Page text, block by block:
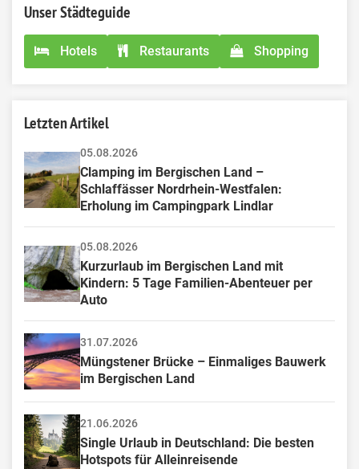
Unser Städteguide
Hotels Restaurants Shopping
Letzten Artikel
05.08.2026
Clamping im Bergischen Land –
Schlaffässer Nordrhein-Westfalen:
Erholung im Campingpark Lindlar
05.08.2026
Kurzurlaub im Bergischen Land mit
Kindern: 5 Tage Familien-Abenteuer per
Auto
31.07.2026
Müngstener Brücke – Einmaliges Bauwerk
im Bergischen Land
21.06.2026
Single Urlaub in Deutschland: Die besten
Hotspots für Alleinreisende